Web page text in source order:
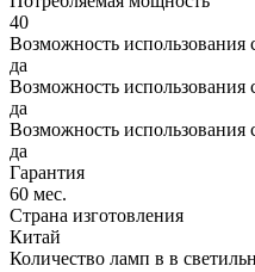
40
Возможность использования
да
Возможность использования
да
Возможность
да
Гарантия
60 мес.
Страна изготовления
Китай
Количество ламп в в